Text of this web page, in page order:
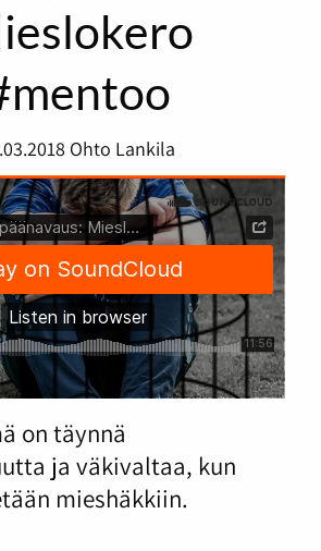
Ohto Lankila
on täynnä
ja väkivaltaa, kun
mieshäkkiin.